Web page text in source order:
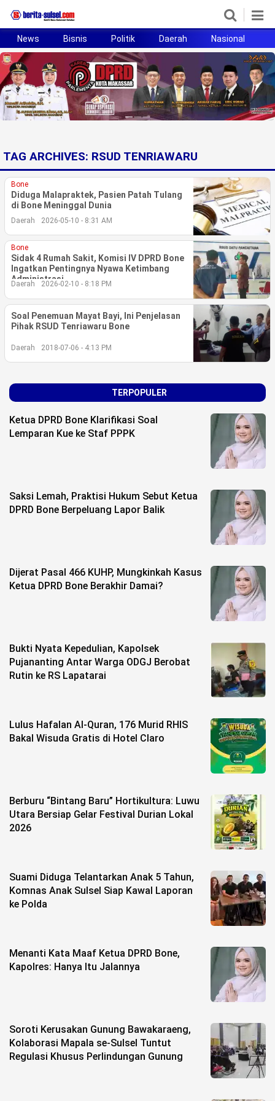
Home
News
Politik
Bisnis
Otomotif
Hukum
Sport
Life Style
Profil
Video
Disclaimer
©
Copyright
2026
Reserved
News Bisnis Politik Daerah Nasional
TAG ARCHIVES: RSUD TENRIAWARU
Bone
Diduga Malapraktek, Pasien Patah Tulang
di Bone Meninggal Dunia
Daerah 2026-05-10 - 8:31 AM
Bone
Sidak 4 Rumah Sakit, Komisi IV DPRD Bone
Ingatkan Pentingnya Nyawa Ketimbang
Administrasi
Daerah 2026-02-10 - 8:18 PM
Soal Penemuan Mayat Bayi, Ini Penjelasan
Pihak RSUD Tenriawaru Bone
Daerah 2018-07-06 - 4:13 PM
TERPOPULER
Ketua DPRD Bone Klarifikasi Soal
Lemparan Kue ke Staf PPPK
Saksi Lemah, Praktisi Hukum Sebut Ketua
DPRD Bone Berpeluang Lapor Balik
Dijerat Pasal 466 KUHP, Mungkinkah Kasus
Ketua DPRD Bone Berakhir Damai?
Bukti Nyata Kepedulian, Kapolsek
Pujananting Antar Warga ODGJ Berobat
Rutin ke RS Lapatarai
Lulus Hafalan Al-Quran, 176 Murid RHIS
Bakal Wisuda Gratis di Hotel Claro
Berburu “Bintang Baru” Hortikultura: Luwu
Utara Bersiap Gelar Festival Durian Lokal
2026
Suami Diduga Telantarkan Anak 5 Tahun,
Komnas Anak Sulsel Siap Kawal Laporan
ke Polda
Menanti Kata Maaf Ketua DPRD Bone,
Kapolres: Hanya Itu Jalannya
Soroti Kerusakan Gunung Bawakaraeng,
Kolaborasi Mapala se-Sulsel Tuntut
Regulasi Khusus Perlindungan Gunung